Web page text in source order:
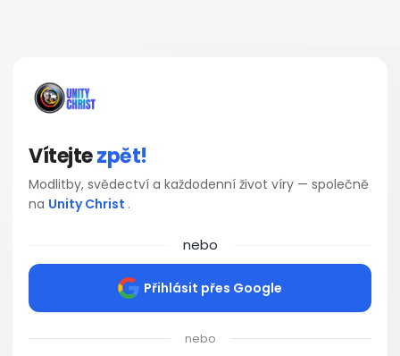
Vítejtezpět!
Modlitby, svědectví a každodenní život víry — společně
na Unity Christ .
nebo
Přihlásit přes Google
nebo